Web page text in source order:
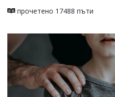
прочетено 17488 пъти